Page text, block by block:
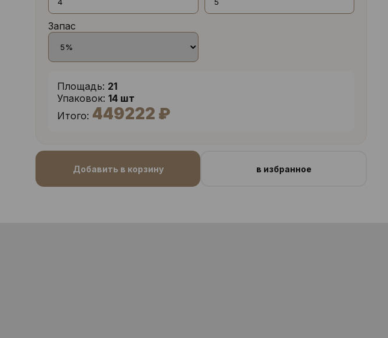
Запас
Площадь: 21
Упаковок: 14 шт
Итого: 449222 ₽
Добавить в корзину в избранное